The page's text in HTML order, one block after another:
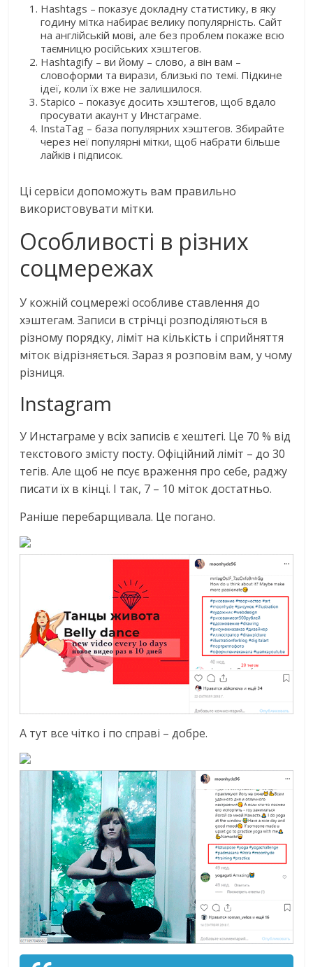
Hashtags – показує докладну статистику, в яку
годину мітка набирає велику популярність. Сайт
на англійській мові, але без проблем покаже всю
таємницю російських хэштегов.
Hashtagify – ви йому – слово, а він вам –
словоформи та вирази, близькі по темі. Підкине
ідеї, коли їх вже не залишилося.
Stapico – показує досить хэштегов, щоб вдало
просувати акаунт у Инстаграме.
InstaTag – база популярних хэштегов. Збирайте
через неї популярні мітки, щоб набрати більше
лайків і підписок.
Ці сервіси допоможуть вам правильно
використовувати мітки.
Особливості в різних
соцмережах
У кожній соцмережі особливе ставлення до
хэштегам. Записи в стрічці розподіляються в
різному порядку, ліміт на кількість і сприйняття
міток відрізняється. Зараз я розповім вам, у чому
різниця.
Instagram
У Инстаграме у всіх записів є хештегі. Це 70 % від
текстового змісту посту. Офіційний ліміт – до 30
тегів. Але щоб не псує враження про себе, раджу
писати їх в кінці. І так, 7 – 10 міток достатньо.
Раніше перебарщивала. Це погано.
А тут все чітко і по справі – добре.